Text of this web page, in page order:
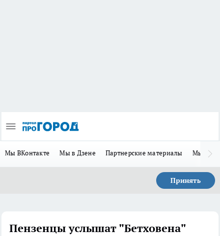
Мы ВКонтакте Мы в Дзене Партнерские материалы Мы в
Принять
Пензенцы услышат "Бетховена"